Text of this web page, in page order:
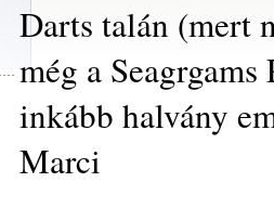
Darts talán (mert
még a
inkább halvány
Marci